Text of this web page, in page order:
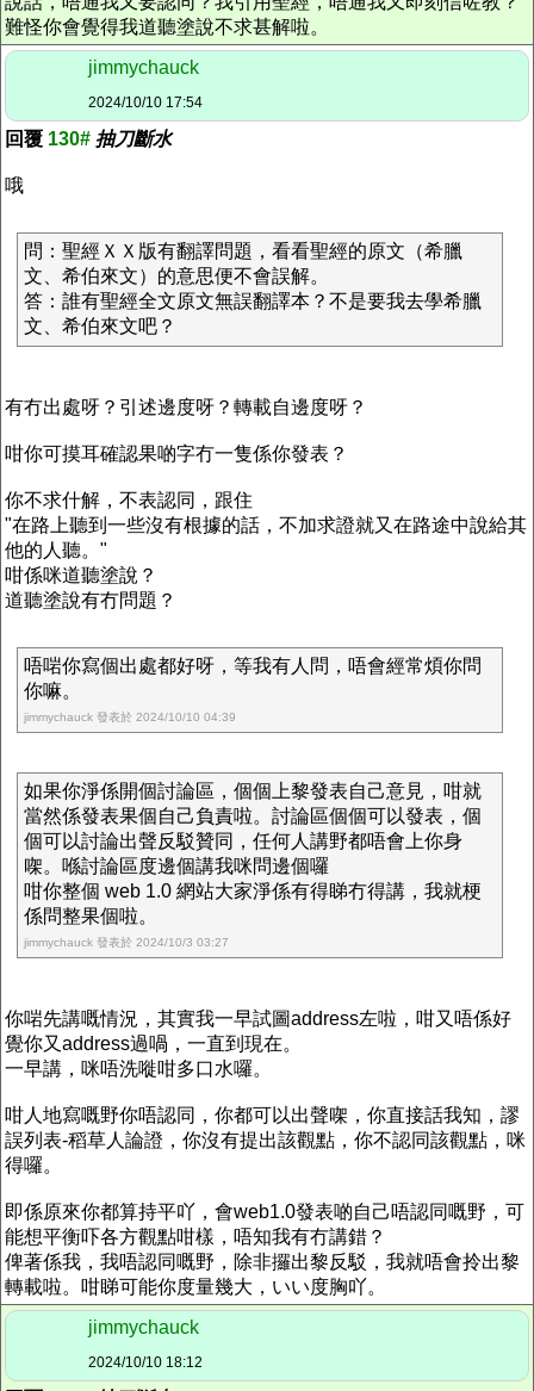
難怪你會覺得我道聽塗說不求甚解啦。
jimmychauck
2024/10/10 17:54
回覆 130# 抽刀斷水
哦
問：聖經ＸＸ版有翻譯問題，看看聖經的原文（希臘
文、希伯來文）的意思便不會誤解。
答：誰有聖經全文原文無誤翻譯本？不是要我去學希臘
文、希伯來文吧？
有冇出處呀？引述邊度呀？轉載自邊度呀？
咁你可摸耳確認果啲字冇一隻係你發表？
你不求什解，不表認同，跟住
"在路上聽到一些沒有根據的話，不加求證就又在路途中說給其
他的人聽。"
咁係咪道聽塗說？
道聽塗說有冇問題？
唔啱你寫個出處都好呀，等我有人問，唔會經常煩你問
你嘛。
jimmychauck 發表於 2024/10/10 04:39
如果你淨係開個討論區，個個上黎發表自己意見，咁就
當然係發表果個自己負責啦。討論區個個可以發表，個
個可以討論出聲反駁贊同，任何人講野都唔會上你身
㗎。喺討論區度邊個講我咪問邊個囉
咁你整個 web 1.0 網站大家淨係有得睇冇得講，我就梗
係問整果個啦。
jimmychauck 發表於 2024/10/3 03:27
你啱先講嘅情況，其實我一早試圖address左啦，咁又唔係好
覺你又address過喎，一直到現在。
一早講，咪唔洗嘥咁多口水囉。
咁人地寫嘅野你唔認同，你都可以出聲㗎，你直接話我知，謬
誤列表-稻草人論證，你沒有提出該觀點，你不認同該觀點，咪
得囉。
即係原來你都算持平吖，會web1.0發表啲自己唔認同嘅野，可
能想平衡吓各方觀點咁樣，唔知我有冇講錯？
俾著係我，我唔認同嘅野，除非攞出黎反駁，我就唔會拎出黎
轉載啦。咁睇可能你度量幾大，いい度胸吖。
jimmychauck
2024/10/10 18:12